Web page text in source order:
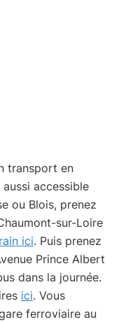
transport en
accessible
ou Blois, prenez
sur-Loire
ici. Puis prenez
Prince Albert
dans la journée.
ici. Vous
ferroviaire au